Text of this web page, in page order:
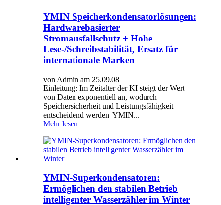
YMIN Speicherkondensatorlösungen:
Hardwarebasierter
Stromausfallschutz + Hohe
Lese-/Schreibstabilität, Ersatz für
internationale Marken
von Admin am 25.09.08
Einleitung: Im Zeitalter der KI steigt der Wert
von Daten exponentiell an, wodurch
Speichersicherheit und Leistungsfähigkeit
entscheidend werden. YMIN...
Mehr lesen
YMIN-Superkondensatoren:
Ermöglichen den stabilen Betrieb
intelligenter Wasserzähler im Winter